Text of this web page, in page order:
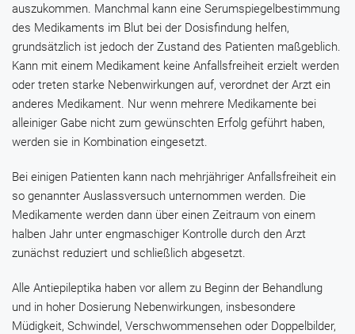
auszukommen. Manchmal kann eine Serumspiegelbestimmung
des Medikaments im Blut bei der Dosisfindung helfen,
grundsätzlich ist jedoch der Zustand des Patienten maßgeblich.
Kann mit einem Medikament keine Anfallsfreiheit erzielt werden
oder treten starke Nebenwirkungen auf, verordnet der Arzt ein
anderes Medikament. Nur wenn mehrere Medikamente bei
alleiniger Gabe nicht zum gewünschten Erfolg geführt haben,
werden sie in Kombination eingesetzt.
Bei einigen Patienten kann nach mehrjähriger Anfallsfreiheit ein
so genannter Auslassversuch unternommen werden. Die
Medikamente werden dann über einen Zeitraum von einem
halben Jahr unter engmaschiger Kontrolle durch den Arzt
zunächst reduziert und schließlich abgesetzt.
Alle Antiepileptika haben vor allem zu Beginn der Behandlung
und in hoher Dosierung Nebenwirkungen, insbesondere
Müdigkeit, Schwindel, Verschwommensehen oder Doppelbilder,